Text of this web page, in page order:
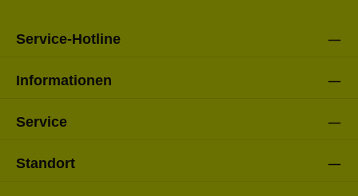
Service-Hotline
Informationen
Service
Standort